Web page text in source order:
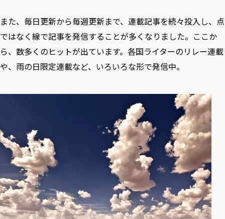
また、毎日更新から毎週更新まで、連載記事を続々投入し、点
ではなく線で記事を発信することが多くなりました。ここか
ら、数多くのヒットが出ています。各国ライターのリレー連載
や、雨の日限定連載など、いろいろな形で発信中。